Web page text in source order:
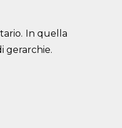
In quella
gerarchie.